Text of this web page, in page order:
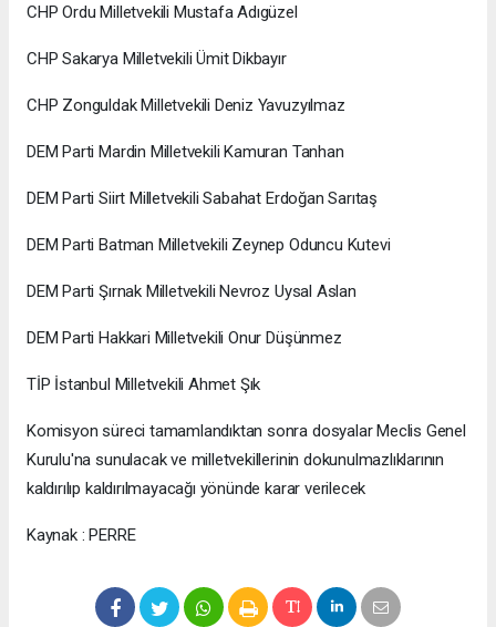
CHP Ordu Milletvekili Mustafa Adıgüzel
CHP Sakarya Milletvekili Ümit Dikbayır
CHP Zonguldak Milletvekili Deniz Yavuzyılmaz
DEM Parti Mardin Milletvekili Kamuran Tanhan
DEM Parti Siirt Milletvekili Sabahat Erdoğan Sarıtaş
DEM Parti Batman Milletvekili Zeynep Oduncu Kutevi
DEM Parti Şırnak Milletvekili Nevroz Uysal Aslan
DEM Parti Hakkari Milletvekili Onur Düşünmez
TİP İstanbul Milletvekili Ahmet Şık
Komisyon süreci tamamlandıktan sonra dosyalar Meclis Genel
Kurulu'na sunulacak ve milletvekillerinin dokunulmazlıklarının
kaldırılıp kaldırılmayacağı yönünde karar verilecek
Kaynak : PERRE